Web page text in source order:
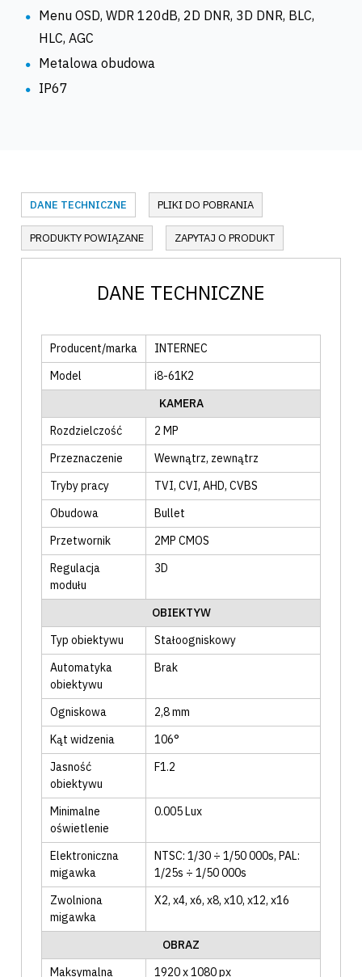
Menu OSD, WDR 120dB, 2D DNR, 3D DNR, BLC,
HLC, AGC
Metalowa obudowa
IP67
DANE TECHNICZNE PLIKI DO POBRANIA
PRODUKTY POWIĄZANE ZAPYTAJ O PRODUKT
DANE TECHNICZNE
Producent/marka
INTERNEC
Model
i8-61K2
KAMERA
Rozdzielczość
2 MP
Przeznaczenie
Wewnątrz, zewnątrz
Tryby pracy
TVI, CVI, AHD, CVBS
Obudowa
Bullet
Przetwornik
2MP CMOS
Regulacja
modułu
3D
OBIEKTYW
Typ obiektywu
Stałoogniskowy
Automatyka
obiektywu
Brak
Ogniskowa
2,8 mm
Kąt widzenia
106°
Jasność
obiektywu
F1.2
Minimalne
oświetlenie
0.005 Lux
Elektroniczna
migawka
NTSC: 1/30 ÷ 1/50 000s, PAL:
1/25s ÷ 1/50 000s
Zwolniona
migawka
X2, x4, x6, x8, x10, x12, x16
OBRAZ
Maksymalna
1920 x 1080 px